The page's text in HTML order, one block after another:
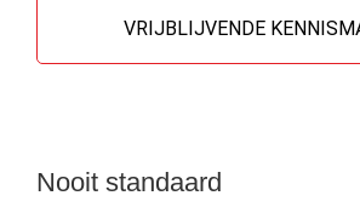
VRIJBLIJVENDE
Nooit standaard